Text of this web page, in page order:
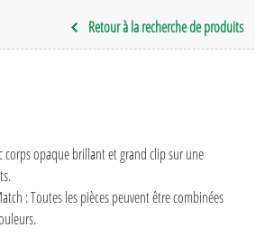
Retour à la recherche de produits
corps opaque brillant et grand clip sur une
: Toutes les pièces peuvent être combinées